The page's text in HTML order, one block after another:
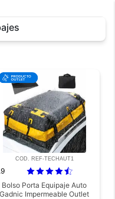
COD. REF-TECHAUT1
Bolso Porta Equipaje Auto
Gadnic Impermeable Outlet